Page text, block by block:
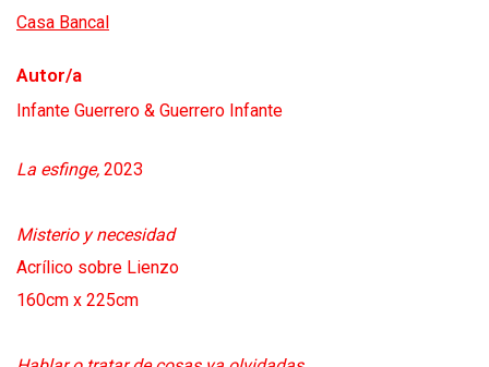
Casa Bancal
Autor/a
Infante Guerrero & Guerrero Infante
La esfinge, 2023
Misterio y necesidad
Acrílico sobre Lienzo
160cm x 225cm